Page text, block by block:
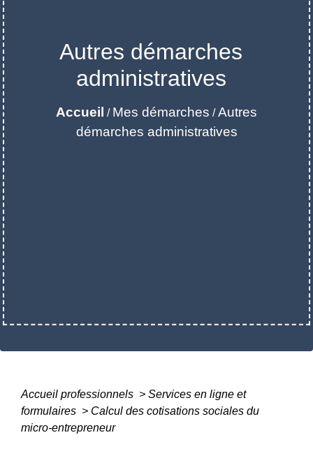
Autres démarches
administratives
Accueil / Mes démarches /Autres
démarches administratives
Accueil professionnels > Services en ligne et
formulaires > Calcul des cotisations sociales du
micro-entrepreneur